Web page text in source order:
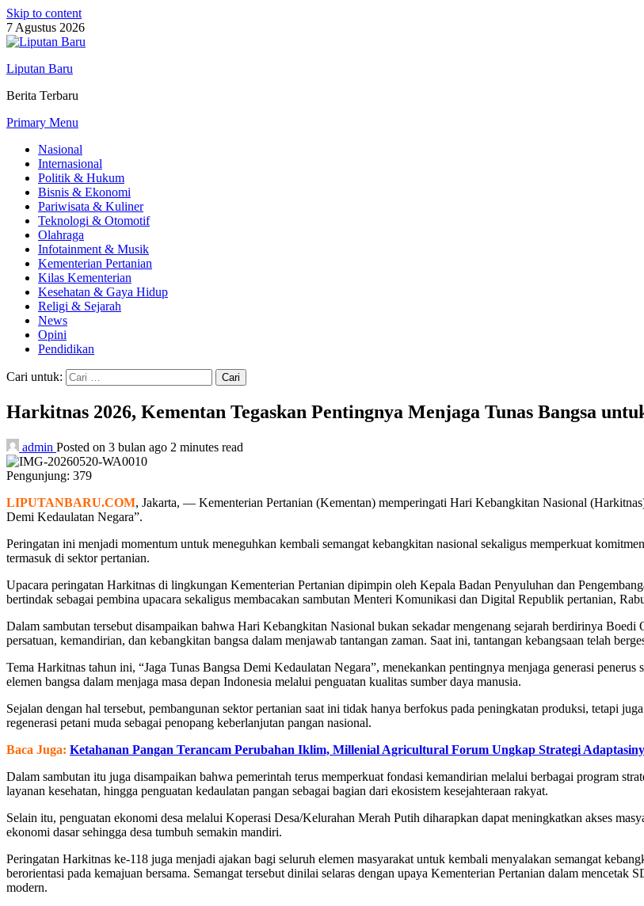
Skip to content
7 Agustus 2026
Liputan Baru
Berita Terbaru
Primary Menu
Nasional
Internasional
Politik & Hukum
Bisnis & Ekonomi
Pariwisata & Kuliner
Teknologi & Otomotif
Olahraga
Infotainment & Musik
Kementerian Pertanian
Kilas Kementerian
Kesehatan & Gaya Hidup
Religi & Sejarah
News
Opini
Pendidikan
Cari untuk:
Harkitnas 2026, Kementan Tegaskan Pentingnya Menjaga Tunas Bangsa
admin Posted on 3 bulan ago 2 minutes read
Pengunjung: 379
LIPUTANBARU.COM, Jakarta, — Kementerian Pertanian (Kementan) memperingati Hari Kebangkitan Nasional
Demi Kedaulatan Negara”.
Peringatan ini menjadi momentum untuk meneguhkan kembali semangat kebangkitan nasional sekaligus memperkuat
termasuk di sektor pertanian.
Upacara peringatan Harkitnas di lingkungan Kementerian Pertanian dipimpin oleh Kepala Badan Penyuluhan dan
bertindak sebagai pembina upacara sekaligus membacakan sambutan Menteri Komunikasi dan Digital Republik pertanian,
Dalam sambutan tersebut disampaikan bahwa Hari Kebangkitan Nasional bukan sekadar mengenang sejarah berdirinya
persatuan, kemandirian, dan kebangkitan bangsa dalam menjawab tantangan zaman. Saat ini, tantangan kebangsaan telah
Tema Harkitnas tahun ini, “Jaga Tunas Bangsa Demi Kedaulatan Negara”, menekankan pentingnya menjaga generasi penerus
elemen bangsa dalam menjaga masa depan Indonesia melalui penguatan kualitas sumber daya manusia.
Sejalan dengan hal tersebut, pembangunan sektor pertanian saat ini tidak hanya berfokus pada peningkatan produksi, tetapi
regenerasi petani muda sebagai penopang keberlanjutan pangan nasional.
Baca Juga: Ketahanan Pangan Terancam Perubahan Iklim, Millenial Agricultural Forum Ungkap Strategi
Dalam sambutan itu juga disampaikan bahwa pemerintah terus memperkuat fondasi kemandirian melalui berbagai program
layanan kesehatan, hingga penguatan kedaulatan pangan sebagai bagian dari ekosistem kesejahteraan rakyat.
Selain itu, penguatan ekonomi desa melalui Koperasi Desa/Kelurahan Merah Putih diharapkan dapat meningkatkan akses
ekonomi dasar sehingga desa tumbuh semakin mandiri.
Peringatan Harkitnas ke-118 juga menjadi ajakan bagi seluruh elemen masyarakat untuk kembali menyalakan semangat
berorientasi pada kemajuan bersama. Semangat tersebut dinilai selaras dengan upaya Kementerian Pertanian dalam
modern.